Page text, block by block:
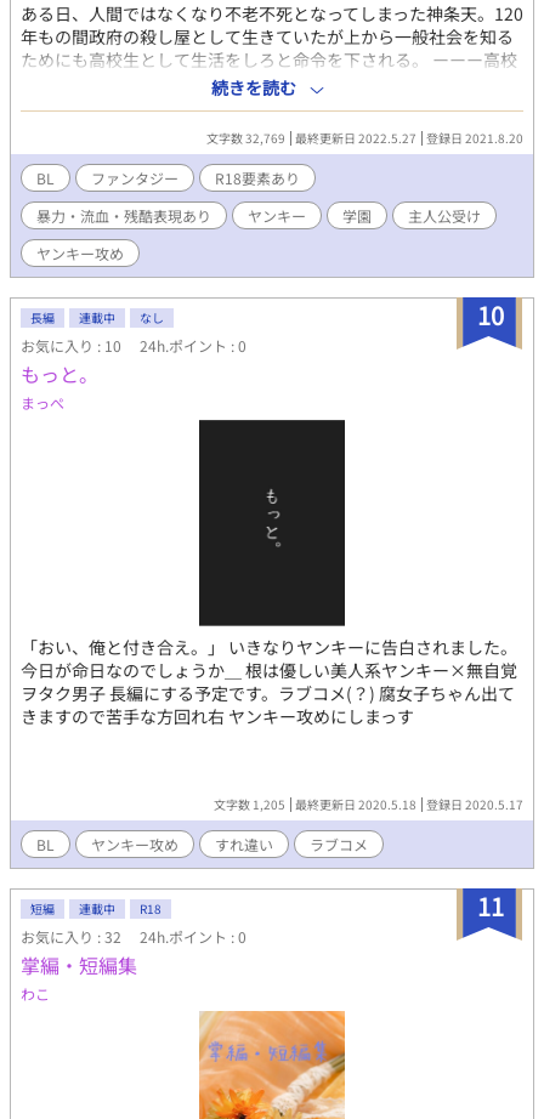
ある日、人間ではなくなり不老不死となってしまった神条天。120
年もの間政府の殺し屋として生きていたが上から一般社会を知る
ためにも高校生として生活をしろと命令を下される。 ーーー高校
へ向かうとなんとそこはヤンキー高校だった… 魔法などが使え
る自分を異端だと思い人と関わらないようにしていたが… ※初め
てなのでどうか広い心で読んでほしいです。 ※ノリと勢いで書い
てます。 ※少しR18あります。
続きを読む
文字数 32,769 最終更新日 2022.5.27 登録日 2021.8.20
BL ファンタジー
R18要素あり
暴力・流血・残酷表現あり
ヤンキー 学園
主人公受け
ヤンキー攻め
10
長編 連載中 なし
お気に入り : 10 24h.ポイント : 0
もっと。
まっぺ
「おい、俺と付き合え。」 いきなりヤンキーに告白されました。
今日が命日なのでしょうか＿ 根は優しい美人系ヤンキー×無自覚
ヲタク男子 長編にする予定です。ラブコメ(？) 腐女子ちゃん出て
きますので苦手な方回れ右 ヤンキー攻めにしまっす
文字数 1,205 最終更新日 2020.5.18 登録日 2020.5.17
BL ヤンキー攻め すれ違い ラブコメ
11
短編 連載中 R18
お気に入り : 32 24h.ポイント : 0
掌編・短編集
わこ